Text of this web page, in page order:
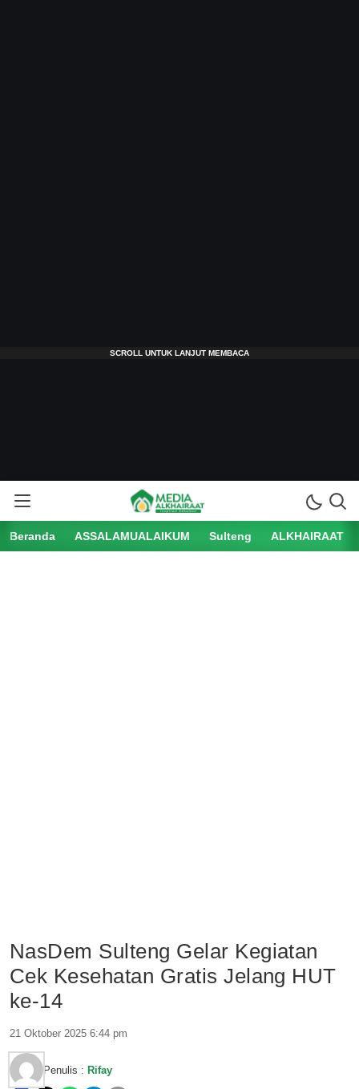
Beranda ASSALAMUALAIKUM Sulteng ALKHAIRAAT
NasDem Sulteng Gelar Kegiatan
Cek Kesehatan Gratis Jelang HUT
ke-14
21 Oktober 2025 6:44 pm
Penulis : Rifay